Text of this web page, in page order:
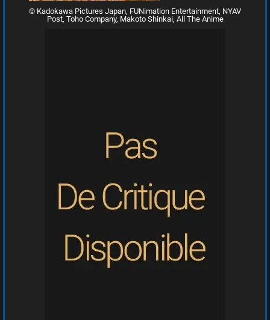
© Kadokawa Pictures Japan, FUNimation Entertainment, NYAV
Post, Toho Company, Makoto Shinkai, All The Anime